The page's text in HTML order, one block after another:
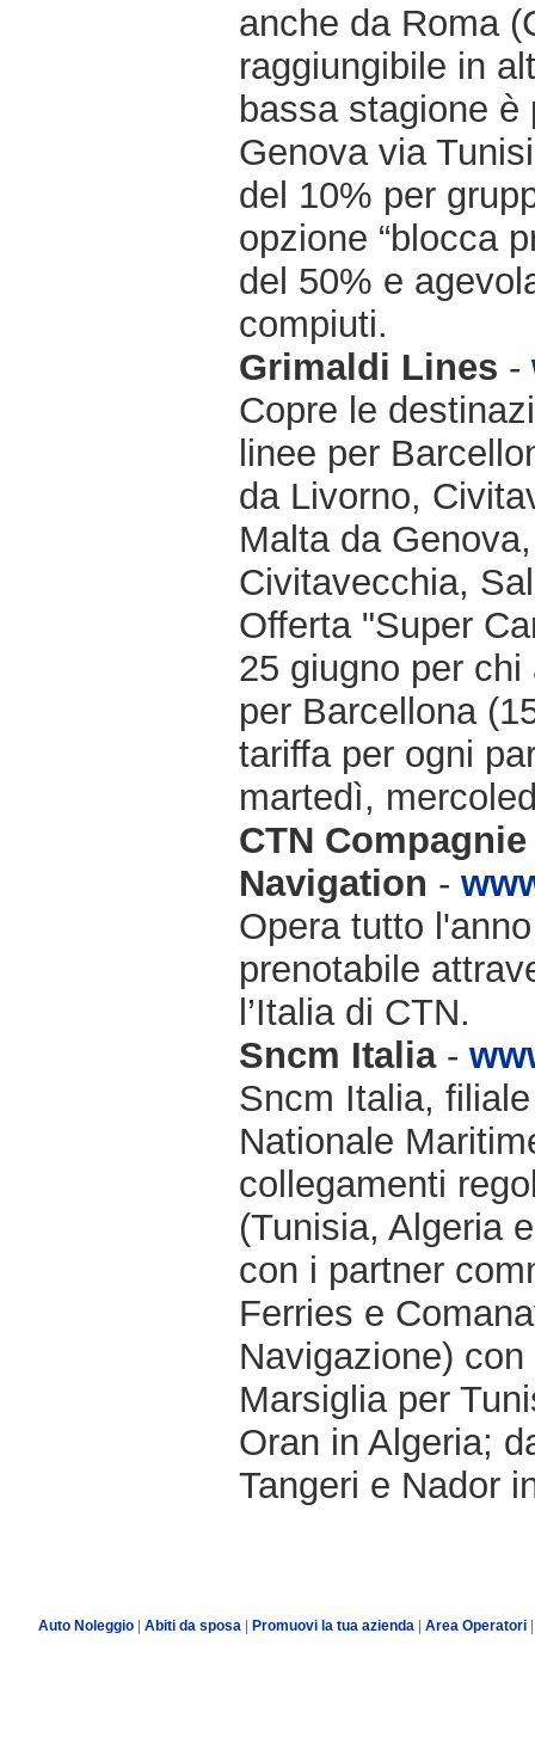
anche da Roma
raggiungibile in
bassa stagione
Genova via
del 10% per
opzione “blocca
del 50% e
compiuti.
Grimaldi Lines -
Copre le
linee per
da Livorno,
Malta da
Civitavecchia,
Offerta "Super
25 giugno per
per Barcellona
tariffa per ogni
martedì,
CTN
Navigation -
Opera tutto
prenotabile
l’Italia di CTN.
Sncm Italia-
Sncm Italia,
Nationale
collegamenti
(Tunisia, Algeria
con i partner
Ferries e
Navigazione)
Marsiglia per
Oran in Algeria;
Tangeri e Nador
Auto Noleggio| Abiti da sposa| Promuovi la tua azienda Area Operatori